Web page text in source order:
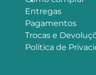
Entregas
Pagamentos
Trocas e
Política de